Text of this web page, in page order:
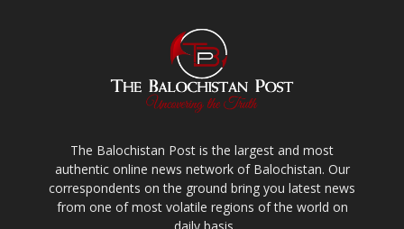
The Balochistan Post is the largest and most
authentic online news network of Balochistan. Our
correspondents on the ground bring you latest news
from one of most volatile regions of the world on